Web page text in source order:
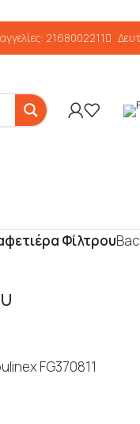
2168002211
Φίλτρου
FG370811